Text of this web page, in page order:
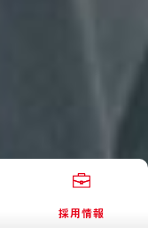
採用情報